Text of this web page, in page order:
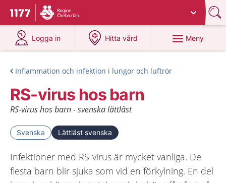
Till startsidan för 1177
Du har valt region
Logga in
på 1177.se
Hitta vård
på 1177.se
Meny
Inflammation och infektion i lungor och luftrör
RS-virus hos barn
RS-virus hos barn - svenska lättläst
Svenska Lättläst svenska
Infektioner med RS-virus är mycket vanliga. De
flesta barn blir sjuka som vid en förkylning. En del